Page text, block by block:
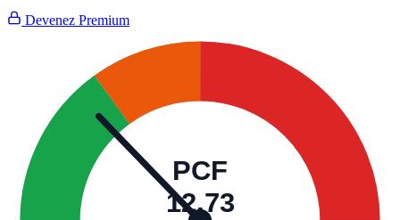
Devenez Premium
PCF
12,73